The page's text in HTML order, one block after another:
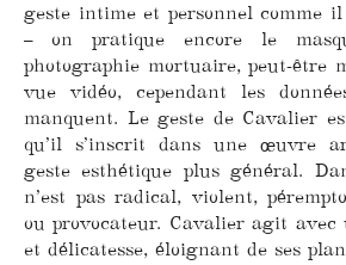
geste intime et personnel comme
– on pratique encore le
photographie mortuaire, peut-être
vue vidéo, cependant les
manquent. Le geste de Cavalier
qu’il s’inscrit dans une œuvre
geste esthétique plus général.
n’est pas radical, violent,
ou provocateur. Cavalier agit
et délicatesse, éloignant de ses